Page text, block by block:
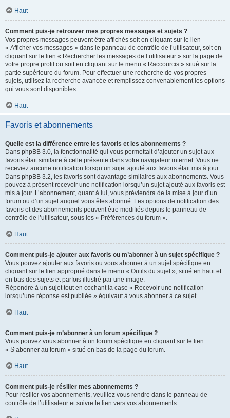
Haut
Comment puis-je retrouver mes propres messages et sujets ?
Vos propres messages peuvent être affichés soit en cliquant sur le lien
« Afficher vos messages » dans le panneau de contrôle de l’utilisateur, soit en
cliquant sur le lien « Rechercher les messages de l’utilisateur » sur la page de
votre propre profil ou soit en cliquant sur le menu « Raccourcis » situé sur la
partie supérieure du forum. Pour effectuer une recherche de vos propres
sujets, utilisez la recherche avancée et remplissez convenablement les options
qui vous sont disponibles.
Haut
Favoris et abonnements
Quelle est la différence entre les favoris et les abonnements ?
Dans phpBB 3.0, la fonctionnalité qui vous permettait d’ajouter un sujet aux
favoris était similaire à celle présente dans votre navigateur internet. Vous ne
receviez aucune notification lorsqu’un sujet ajouté aux favoris était mis à jour.
Dans phpBB 3.2, les favoris sont davantage similaires aux abonnements. Vous
pouvez à présent recevoir une notification lorsqu’un sujet ajouté aux favoris est
mis à jour. L’abonnement, quant à lui, vous préviendra de la mise à jour d’un
forum ou d’un sujet auquel vous êtes abonné. Les options de notification des
favoris et des abonnements peuvent être modifiés depuis le panneau de
contrôle de l’utilisateur, sous les « Préférences du forum ».
Haut
Comment puis-je ajouter aux favoris ou m’abonner à un sujet spécifique ?
Vous pouvez ajouter aux favoris ou vous abonner à un sujet spécifique en
cliquant sur le lien approprié dans le menu « Outils du sujet », situé en haut et
en bas des sujets et parfois illustré par une image.
Répondre à un sujet tout en cochant la case « Recevoir une notification
lorsqu’une réponse est publiée » équivaut à vous abonner à ce sujet.
Haut
Comment puis-je m’abonner à un forum spécifique ?
Vous pouvez vous abonner à un forum spécifique en cliquant sur le lien
« S’abonner au forum » situé en bas de la page du forum.
Haut
Comment puis-je résilier mes abonnements ?
Pour résilier vos abonnements, veuillez vous rendre dans le panneau de
contrôle de l’utilisateur et suivre le lien vers vos abonnements.